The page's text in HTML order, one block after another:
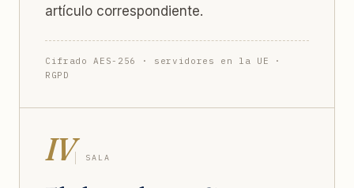
artículo correspondiente.
Cifrado AES-256 · servidores en la UE ·
RGPD
IV SALA